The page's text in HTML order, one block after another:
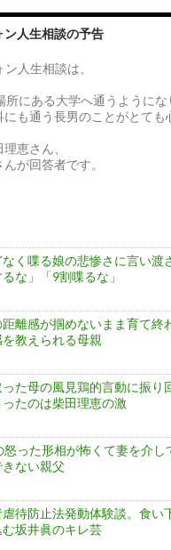
人生相談の予告
人生相談は、
所にある大学へ通うように
も通う長男のことがとても
恵さん、
が回答者です。
なく喋る娘の悲惨さに言い渡
な」「9割喋るな」
距離感が掴めないまま育て終
を教えられる母親
った母の風見鶏的言動に振り
ったのは柴田理恵の激
怒った形相が怖くて妻を介し
きない親父
待防止法発動体験談。食い
坂井眞のキレ芸